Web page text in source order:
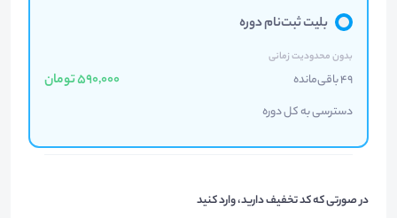
بلیت ثبت‌نام دوره
بدون محدودیت زمانی
49 باقی‌مانده 590,000 تومان
دسترسی به کل دوره
در صورتی که کد تخفیف دارید، وارد کنید